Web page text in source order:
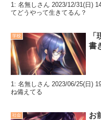
1: 名無しさん 2023/12/31(日)
てどうやって生きてるん？
学校
書
1: 名無しさん 2023/06/25(日)
ね備えてる
社会
お